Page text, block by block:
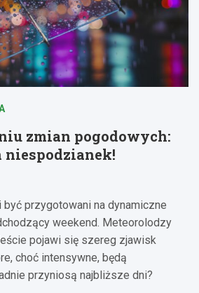
zmian pogodowych:
niespodzianek!
być przygotowani na dynamiczne
weekend. Meteorolodzy
pojawi się szereg zjawisk
choć intensywne, będą
przyniosą najbliższe dni?